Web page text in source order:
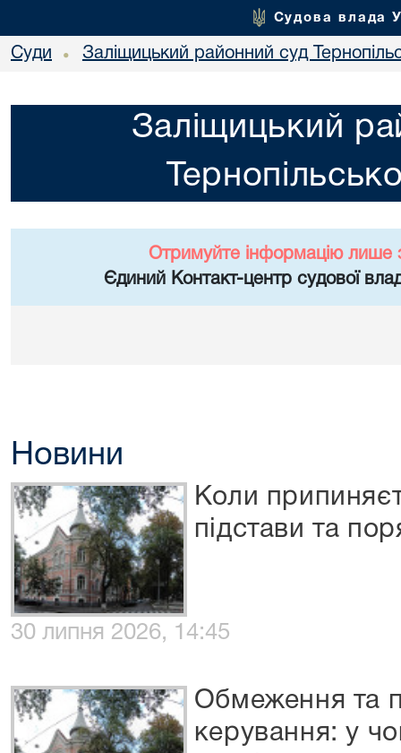
Судова влада
Суди • Заліщицький районний суд
Заліщицький
Отримуйте інформацію лише
Єдиний Контакт-центр судової
Новини
Коли
підстави та
30 липня 2026, 14:45
Обмеження та
керування: у